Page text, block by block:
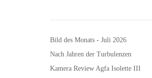
Bild des Monats - Juli 2026
Nach Jahren der Turbulenzen
Kamera Review Agfa Isolette III